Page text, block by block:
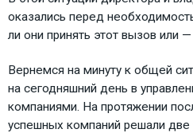
оказались перед
ли они принять этот вызов или —
Вернемся на минуту к общей
на сегодняшний день в
компаниями. На протяжении
успешных компаний решали